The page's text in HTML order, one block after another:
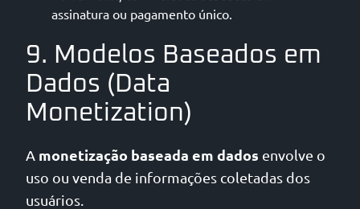
assinatura ou pagamento único.
9. Modelos Baseados em
Dados (Data
Monetization)
A monetização baseada em dados envolve o
uso ou venda de informações coletadas dos
usuários.